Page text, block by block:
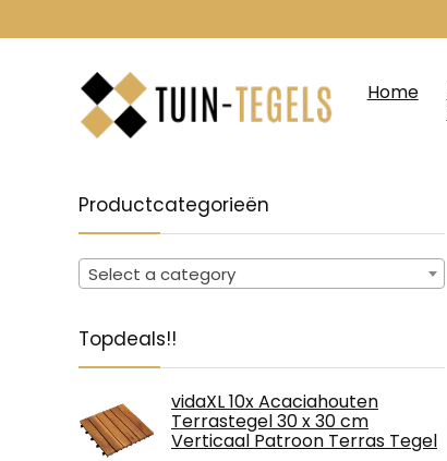
Home
Productcategorieën
Select a category
Topdeals!!
vidaXL 10x Acaciahouten
Terrastegel 30 x 30 cm
Verticaal Patroon Terras Tegel